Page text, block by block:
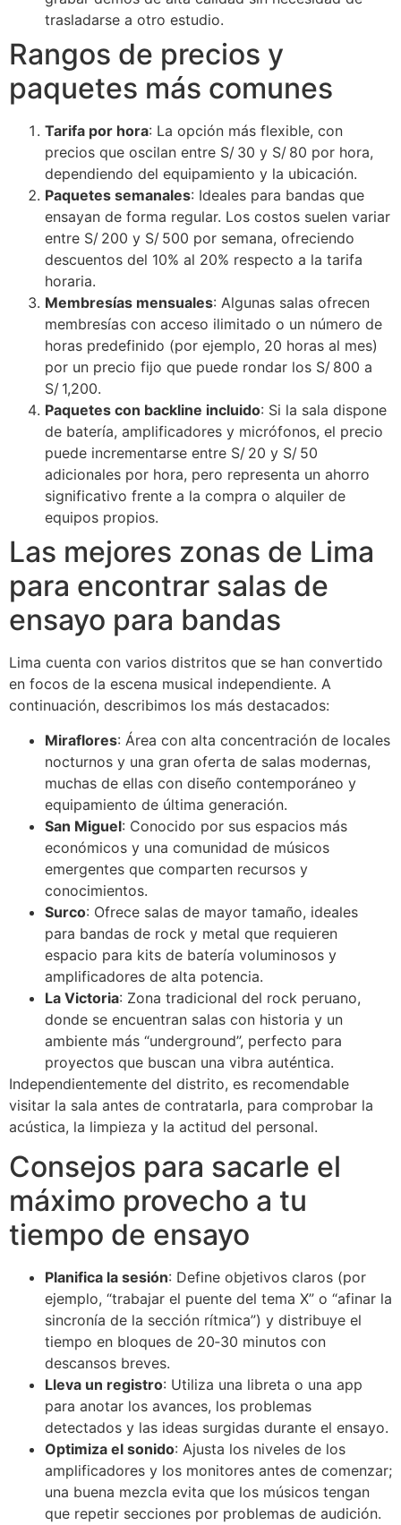
trasladarse a otro estudio.
Rangos de precios y
paquetes más comunes
Tarifa por hora: La opción más flexible, con
precios que oscilan entre S/ 30 y S/ 80 por hora,
dependiendo del equipamiento y la ubicación.
Paquetes semanales: Ideales para bandas que
ensayan de forma regular. Los costos suelen variar
entre S/ 200 y S/ 500 por semana, ofreciendo
descuentos del 10% al 20% respecto a la tarifa
horaria.
Membresías mensuales: Algunas salas ofrecen
membresías con acceso ilimitado o un número de
horas predefinido (por ejemplo, 20 horas al mes)
por un precio fijo que puede rondar los S/ 800 a
S/ 1,200.
Paquetes con backline incluido: Si la sala dispone
de batería, amplificadores y micrófonos, el precio
puede incrementarse entre S/ 20 y S/ 50
adicionales por hora, pero representa un ahorro
significativo frente a la compra o alquiler de
equipos propios.
Las mejores zonas de Lima
para encontrar salas de
ensayo para bandas
Lima cuenta con varios distritos que se han convertido
en focos de la escena musical independiente. A
continuación, describimos los más destacados:
Miraflores: Área con alta concentración de locales
nocturnos y una gran oferta de salas modernas,
muchas de ellas con diseño contemporáneo y
equipamiento de última generación.
San Miguel: Conocido por sus espacios más
económicos y una comunidad de músicos
emergentes que comparten recursos y
conocimientos.
Surco: Ofrece salas de mayor tamaño, ideales
para bandas de rock y metal que requieren
espacio para kits de batería voluminosos y
amplificadores de alta potencia.
La Victoria: Zona tradicional del rock peruano,
donde se encuentran salas con historia y un
ambiente más “underground”, perfecto para
proyectos que buscan una vibra auténtica.
Independientemente del distrito, es recomendable
visitar la sala antes de contratarla, para comprobar la
acústica, la limpieza y la actitud del personal.
Consejos para sacarle el
máximo provecho a tu
tiempo de ensayo
Planifica la sesión: Define objetivos claros (por
ejemplo, “trabajar el puente del tema X” o “afinar la
sincronía de la sección rítmica”) y distribuye el
tiempo en bloques de 20‑30 minutos con
descansos breves.
Lleva un registro: Utiliza una libreta o una app
para anotar los avances, los problemas
detectados y las ideas surgidas durante el ensayo.
Optimiza el sonido: Ajusta los niveles de los
amplificadores y los monitores antes de comenzar;
una buena mezcla evita que los músicos tengan
que repetir secciones por problemas de audición.